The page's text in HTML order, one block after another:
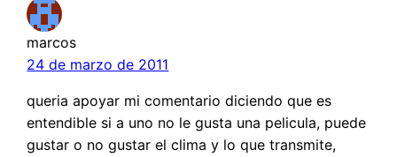
marcos
24 de marzo de 2011
queria apoyar mi comentario diciendo que es
entendible si a uno no le gusta una pelicula, puede
gustar o no gustar el clima y lo que transmite,